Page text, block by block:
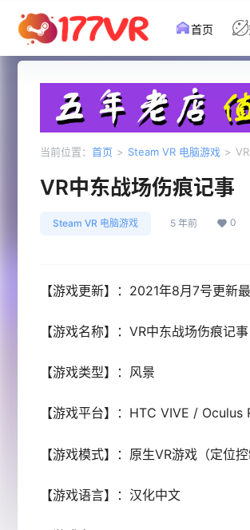
首页
当前位置： 首页 > Steam VR 电脑游戏 >
VR中东战场伤痕记事
Steam VR 电脑游戏 5 年前 0
【游戏更新】：2021年8月7号更新
【游戏名称】：VR中东战场伤痕记事
【游戏类型】：风景
【游戏平台】：HTC VIVE /
【游戏模式】：原生VR游戏（定位控
【游戏语言】：汉化中文